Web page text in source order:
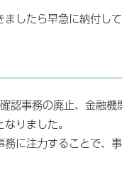
したら早急に納付して
認事務の廃止、金融機
りました。
に注力することで、